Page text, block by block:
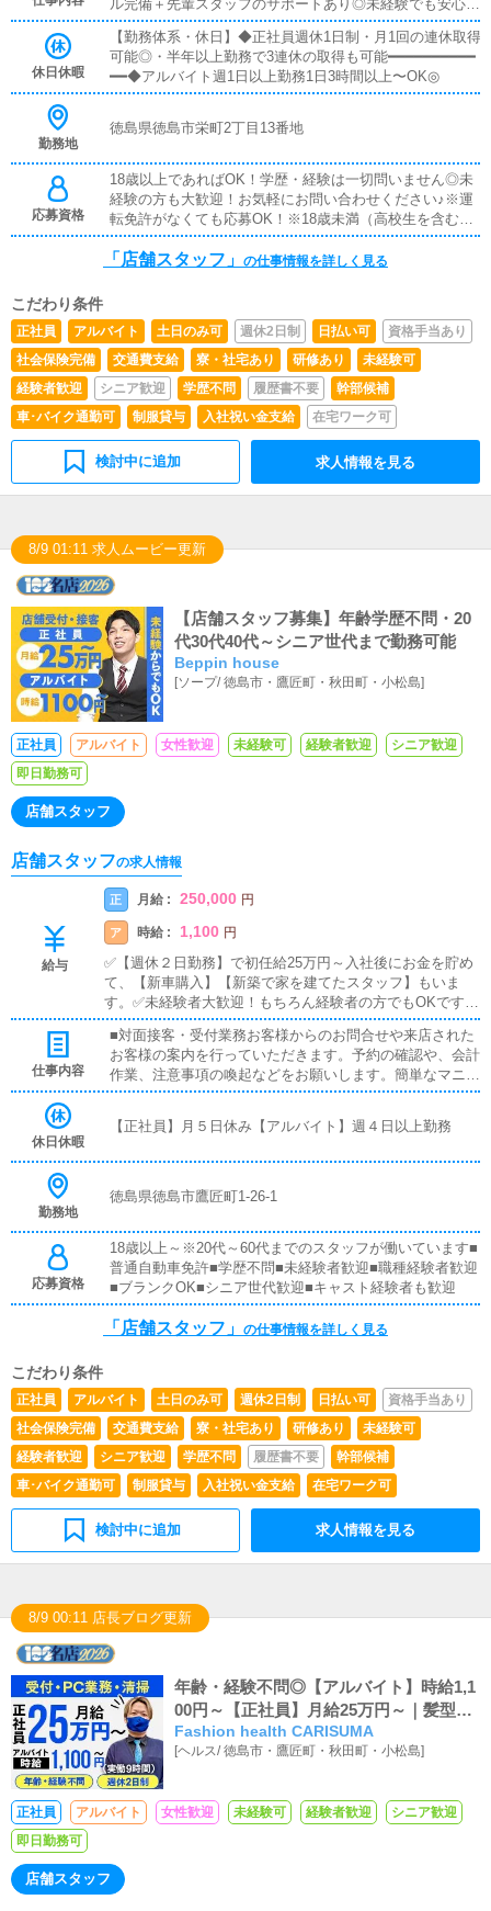
た分をその日に受け取りOK◎■給与手渡し・振込待ちなし
で安心・希望に応じて手渡し対応可能■社員寮完備・即入
居OKの個室寮あり・新生活のスタートもサポートします
ル完備＋先輩スタッフのサポートあり◎未経験でも安心し
てスタートできます！━━━━━━━━━━━━■キャスト管理・キ
ャストさんのサポート業務・写メ日記などのPR方法アド
バイス「どうすれば稼げるか」を一緒に考えるお仕事です
◎━━━━━━━━━━━━■PC更新業務・ヘブンネット等の情報
は簡単な入力作業なので、PCが苦手でも問題ありません
充・管理快適に過ごせる環境づくりをお願いします♪
休日休暇
【勤務体系・休日】◆正社員週休1日制・月1回の連休取得
可能◎・半年以上勤務で3連休の取得も可能━━━━━━━━━━
━━◆アルバイト週1日以上勤務1日3時間以上〜OK◎
勤務地
徳島県徳島市栄町2丁目13番地
応募資格
18歳以上であればOK！学歴・経験は一切問いません◎未
経験の方も大歓迎！お気軽にお問い合わせください♪※運
転免許がなくても応募OK！※18歳未満（高校生を含む）
のご応募はお断りしております。
「店舗スタッフ」 の仕事情報を詳しく見る
こだわり条件
正社員 アルバイト 土日のみ可 週休2日制 日払い可
資格手当あり
社会保険完備
交通費支給 寮・社宅あり 研修あり
未経験可
経験者歓迎
シニア歓迎 学歴不問 履歴書不要
幹部候補
車･バイク通勤可
制服貸与 入社祝い金支給 在宅ワーク可
検討中に追加 求人情報を見る
8/9 01:11 求人ムービー更新
【店舗スタッフ募集】年齢学歴不問・20
代30代40代～シニア世代まで勤務可能
Beppin house
[ソープ/徳島市・鷹匠町・秋田町・小松島]
正社員 アルバイト 女性歓迎 未経験可 経験者歓迎
シニア歓迎
即日勤務可
店舗スタッフ
店舗スタッフの求人情報
給与
正 月給 : 250,000 円
ア 時給 : 1,100 円
✅【週休２日勤務】で初任給25万円～入社後にお金を貯め
て、【新車購入】【新築で家を建てたスタッフ】もいま
す。✅未経験者大歓迎！もちろん経験者の方でもOKです。
✅有給休暇制度あり！家庭がある方や、プライベート重視
の方も安心の就業制度です《店舗スタッフ》(未経験者様大
歓迎)[社]：月給25万円～(経験は考慮他未経験者は３ヶ月の
試用期間あり)[ア]：時給1,100円～（試用期間あり）■試用
仕事内容
■対面接客・受付業務お客様からのお問合せや来店された
お客様の案内を行っていただきます。予約の確認や、会計
作業、注意事項の喚起などをお願いします。簡単なマニュ
アルや、先輩スタッフに付いて業務内容を見ながら徐々に
す。■PC更新業務ヘブンネットなど、ポータルサイト等の
はボタンを押すだけや、ブログの更新時に簡単に文字が入
きます。■清掃・備品管理お客様やキャストの方に快適に
お過ごしいただくため、店内の清掃や備品の管理・補充を
行っていただきます。
休日休暇
【正社員】月５日休み【アルバイト】週４日以上勤務
勤務地
徳島県徳島市鷹匠町1-26-1
応募資格
18歳以上～※20代～60代までのスタッフが働いています■
普通自動車免許■学歴不問■未経験者歓迎■職種経験者歓迎
■ブランクOK■シニア世代歓迎■キャスト経験者も歓迎
「店舗スタッフ」 の仕事情報を詳しく見る
こだわり条件
正社員 アルバイト 土日のみ可 週休2日制 日払い可
資格手当あり
社会保険完備
交通費支給 寮・社宅あり 研修あり
未経験可
経験者歓迎
シニア歓迎 学歴不問 履歴書不要
幹部候補
車･バイク通勤可
制服貸与 入社祝い金支給 在宅ワーク可
検討中に追加 求人情報を見る
8/9 00:11 店長ブログ更新
年齢・経験不問◎【アルバイト】時給1,1
00円～【正社員】月給25万円～｜髪型自
由
Fashion health CARISUMA
[ヘルス/徳島市・鷹匠町・秋田町・小松島]
正社員 アルバイト 女性歓迎 未経験可 経験者歓迎
シニア歓迎
即日勤務可
店舗スタッフ